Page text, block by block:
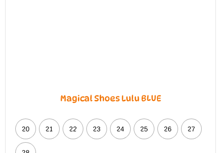
Magical Shoes Lulu BLUE
20 21 22 23 24 25 26 27